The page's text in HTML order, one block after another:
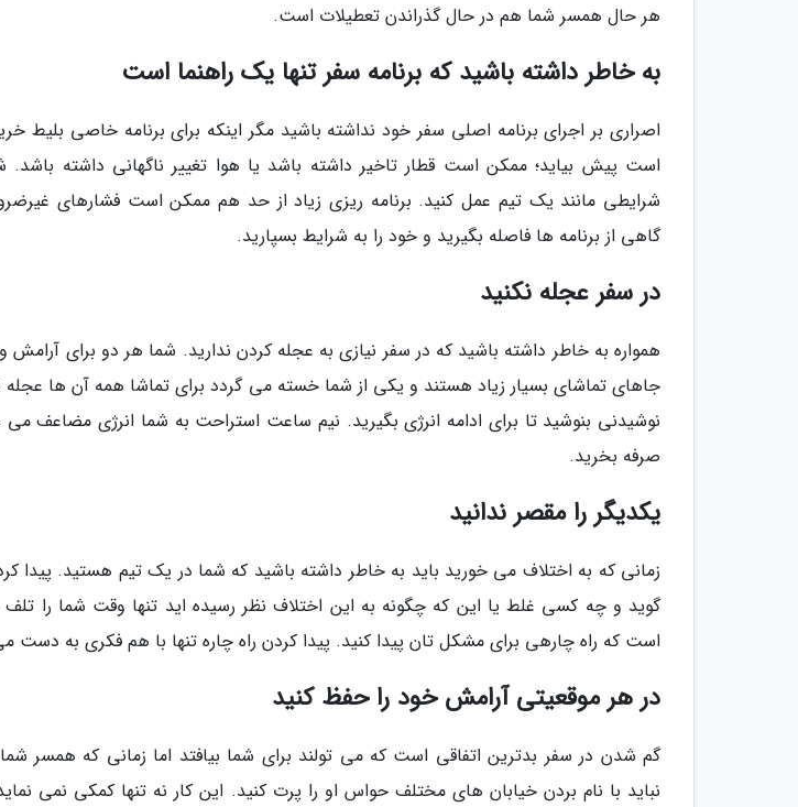
هر حال همسر شما هم در حال گذراندن تعطیلات است.
به خاطر داشته باشید که برنامه سفر تنها یک راهنما است
اصراری بر اجرای برنامه اصلی سفر خود نداشته باشید مگر اینکه برای برنامه خاصی بلیط
است پیش بیاید؛ ممکن است قطار تاخیر داشته باشد یا هوا تغییر ناگهانی داشته باشد.
شرایطی مانند یک تیم عمل کنید. برنامه ریزی زیاد از حد هم ممکن است فشارهای
گاهی از برنامه ها فاصله بگیرید و خود را به شرایط بسپارید.
در سفر عجله نکنید
همواره به خاطر داشته باشید که در سفر نیازی به عجله کردن ندارید. شما هر دو برای آرامش
جاهای تماشای بسیار زیاد هستند و یکی از شما خسته می گردد برای تماشا همه آن ها
نوشیدنی بنوشید تا برای ادامه انرژی بگیرید. نیم ساعت استراحت به شما انرژی مضاعف می
صرفه بخرید.
یکدیگر را مقصر ندانید
زمانی که به اختلاف می خورید باید به خاطر داشته باشید که شما در یک تیم هستید.
گوید و چه کسی غلط یا این که چگونه به این اختلاف نظر رسیده اید تنها وقت شما را
است که راه چارهی برای مشکل تان پیدا کنید. پیدا کردن راه چاره تنها با هم فکری به دست
در هر موقعیتی آرامش خود را حفظ کنید
گم شدن در سفر بدترین اتفاقی است که می تولند برای شما بیافتد اما زمانی که همسر
نباید با نام بردن خیابان های مختلف حواس او را پرت کنید. این کار نه تنها کمکی نمی